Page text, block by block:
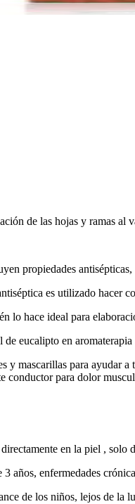
de las hojas y ramas al
propiedades
es utilizado hacer
lo hace ideal para
de eucalipto en
y mascarillas para ayudar
para dolor
en la piel , solo
años, enfermedades
de los niños, lejos de la